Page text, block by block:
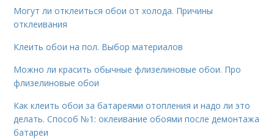
Могут ли отклеиться обои от холода. Причины
отклеивания
Клеить обои на пол. Выбор материалов
Можно ли красить обычные флизелиновые обои. Про
флизелиновые обои
Как клеить обои за батареями отопления и надо ли это
делать. Способ №1: оклеивание обоями после демонтажа
батареи